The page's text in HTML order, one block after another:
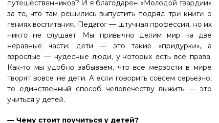
путешественников? И я благодарен «Молодой гвардии»
за то, что там решились выпустить подряд три книги о
гениях воспитания. Педагог — штучная профессия, но их
никто не слушает. Мы привычно делим мир на две
неравные части: дети — это такие «придурки», а
взрослые — чудесные люди, у которых есть все права.
Как-то мы удобно забываем, что все мерзости в мире
творят вовсе не дети. А если говорить совсем серьезно,
то единственный способ человечеству выжить — это
учиться у детей.
— Чему стоит поучиться у детей?